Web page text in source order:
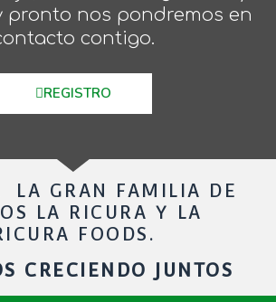
pronto nos pondremos en
contigo.
REGISTRO
LA GRAN FAMILIA DE
LA RICURA Y LA
FOODS.
CRECIENDO JUNTOS